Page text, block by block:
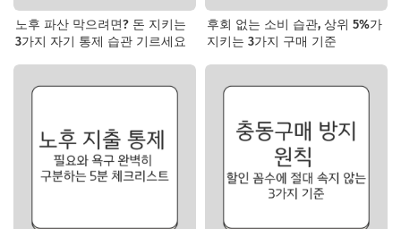
노후 파산 막으려면? 돈 지키는
3가지 자기 통제 습관 기르세요
후회 없는 소비 습관, 상위 5%가
지키는 3가지 구매 기준